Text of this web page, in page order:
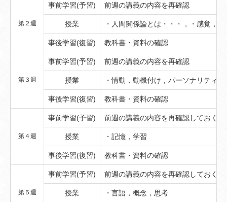
第２週
事前学習(予習) 前週の講義の内容を再確認
授業 ・人間関係論とは・・・，・感覚，
事後学習(復習) 教科書・資料の確認
第３週
事前学習(予習) 前週の講義の内容を再確認
授業 ・情動，動機付け，パーソナリティ
事後学習(復習) 教科書・資料の確認
第４週
事前学習(予習) 前週の講義の内容を再確認しておくこ
授業 ・記憶，学習
事後学習(復習) 教科書・資料の確認
第５週
事前学習(予習) 前週の講義の内容を再確認しておくこ
授業 ・言語，概念，思考